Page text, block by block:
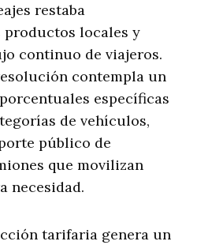
restaba
locales y
continuo de viajeros.
contempla un
específicas
de vehículos,
público de
que movilizan
necesidad.
tarifaria genera un